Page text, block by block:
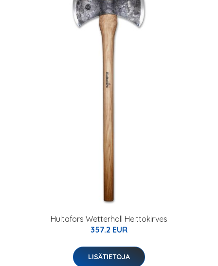
Hultafors Wetterhall Heittokirves
357.2 EUR
LISÄTIETOJA